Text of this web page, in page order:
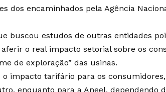
dos encaminhados pela Agência
buscou estudos de outras entidades
o real impacto setorial sobre os
de exploração” das usinas.
o impacto tarifário para os
enquanto para a Aneel, dependendo